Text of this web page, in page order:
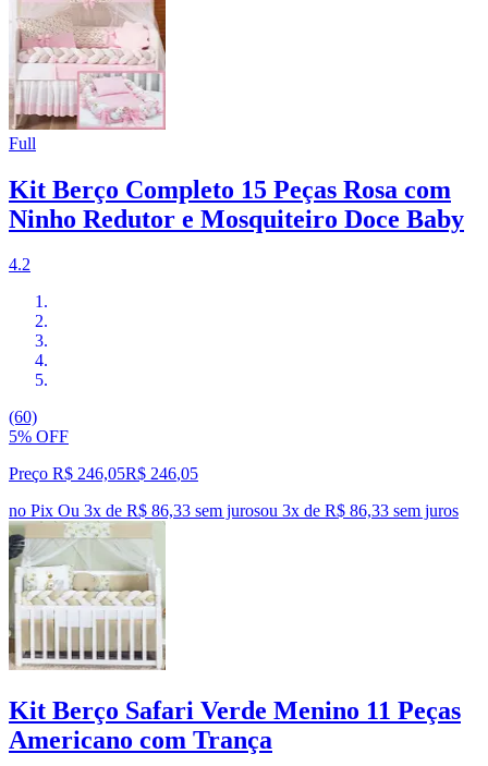
Full
Kit Berço Completo 15 Peças Rosa com
Ninho Redutor e Mosquiteiro Doce Baby
4.2
(60)
5% OFF
Preço R$ 246,05R$ 246,05
no Pix Ou 3x de R$ 86,33 sem jurosou 3x de R$ 86,33 sem juros
Kit Berço Safari Verde Menino 11 Peças
Americano com Trança